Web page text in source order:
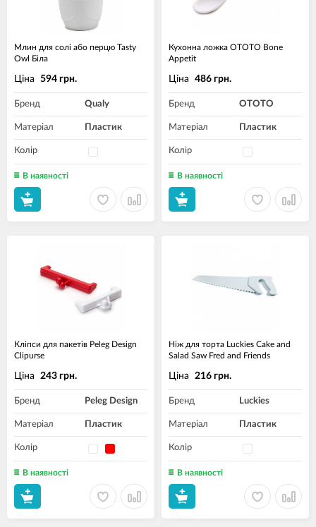
Млин для солі або перцю Tasty
Owl Біла
Ціна 594 грн.
Бренд Qualy
Матеріал Пластик
Колір
В наявності
Кухонна ложка OTOTO Bone
Appetit
Ціна 486 грн.
Бренд OTOTO
Матеріал Пластик
Колір
В наявності
Кліпси для пакетів Peleg Design
Clipurse
Ціна 243 грн.
Бренд Peleg Design
Матеріал Пластик
Колір
В наявності
Ніж для торта Luckies Cake and
Salad Saw Fred and Friends
Ціна 216 грн.
Бренд Luckies
Матеріал Пластик
Колір
В наявності